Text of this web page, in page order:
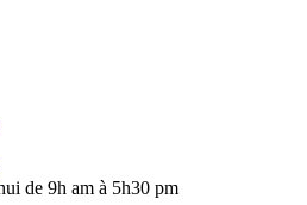
de 9h am à 5h30 pm